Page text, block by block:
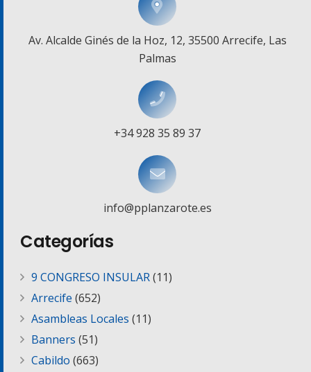
Av. Alcalde Ginés de la Hoz, 12, 35500 Arrecife, Las
Palmas
+34 928 35 89 37
info@pplanzarote.es
Categorías
9 CONGRESO INSULAR(11)
Arrecife (652)
Asambleas Locales (11)
Banners (51)
Cabildo (663)